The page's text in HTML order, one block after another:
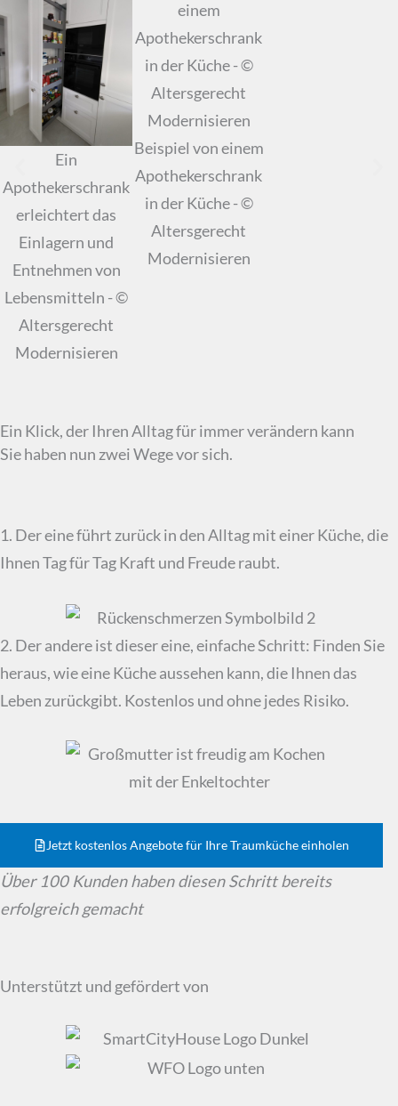
Ein
Apothekerschrank
erleichtert das
Einlagern und
Entnehmen von
Lebensmitteln - ©
Altersgerecht
Modernisieren
Beispiel von einem
Apothekerschrank
in der Küche - ©
Altersgerecht
Modernisieren
Ein Klick, der Ihren Alltag für immer verändern kann
Sie haben nun zwei Wege vor sich.
1. Der eine führt zurück in den Alltag mit einer Küche, die
Ihnen Tag für Tag Kraft und Freude raubt.
2. Der andere ist dieser eine, einfache Schritt: Finden Sie
heraus, wie eine Küche aussehen kann, die Ihnen das
Leben zurückgibt. Kostenlos und ohne jedes Risiko.
Jetzt kostenlos Angebote für Ihre Traumküche einholen
Über 100 Kunden haben diesen Schritt bereits
erfolgreich gemacht
Unterstützt und gefördert von